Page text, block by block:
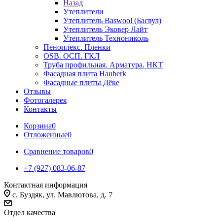
Назад
Утеплители
Утеплитель Baswool (Басвул)
Утеплитель Эковер Лайт
Утеплитель Технониколь
Пеноплекс. Пленки
OSB. ОСП. ГКЛ
Труба профильная. Арматура. НКТ
Фасадная плита Hauberk
Фасадные плиты Дёке
Отзывы
Фотогалерея
Контакты
Корзина0
Отложенные0
Сравнение товаров0
+7 (927) 083-06-87
Контактная информация
c. Буздяк, ул. Мавлютова, д. 7
Отдел качества